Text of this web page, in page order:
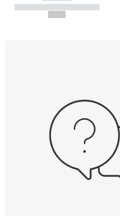
----------- ----------- -----------